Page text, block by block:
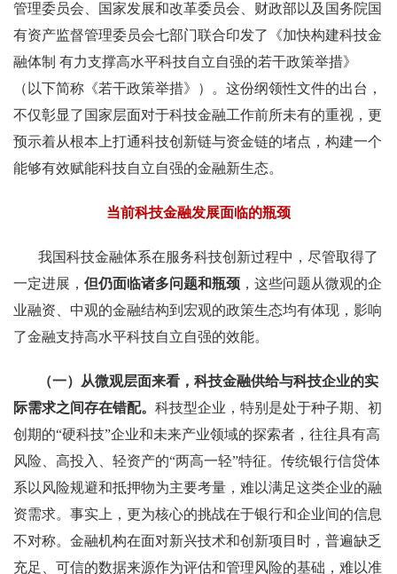
管理委员会、国家发展和改革委员会、财政部以及国务院国
有资产监督管理委员会七部门联合印发了《加快构建科技金
融体制 有力支撑高水平科技自立自强的若干政策举措》
（以下简称《若干政策举措》）。这份纲领性文件的出台，
不仅彰显了国家层面对于科技金融工作前所未有的重视，更
预示着从根本上打通科技创新链与资金链的堵点，构建一个
能够有效赋能科技自立自强的金融新生态。
当前科技金融发展面临的瓶颈
我国科技金融体系在服务科技创新过程中，尽管取得了
一定进展， 但仍面临诸多问题和瓶颈 ，这些问题从微观的企
业融资、中观的金融结构到宏观的政策生态均有体现，影响
了金融支持高水平科技自立自强的效能。
（一）从微观层面来看，科技金融供给与科技企业的实
际需求之间存在错配。 科技型企业，特别是处于种子期、初
创期的“硬科技”企业和未来产业领域的探索者，往往具有高
风险、高投入、轻资产的“两高一轻”特征。传统银行信贷体
系以风险规避和抵押物为主要考量，难以满足这类企业的融
资需求。事实上，更为核心的挑战在于银行和企业间的信息
不对称。金融机构在面对新兴技术和创新项目时，普遍缺乏
充足、可信的数据来源作为评估和管理风险的基础，难以准